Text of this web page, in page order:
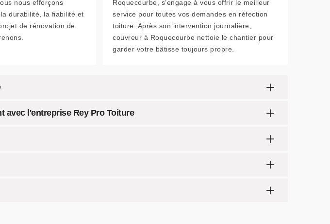
nous efforçons
durabilité, la fiabilité et
de rénovation de
Roquecourbe, s’engage à vous offrir le meilleur
service pour toutes vos demandes en réfection
toiture. Après son intervention journalière,
couvreur à Roquecourbe nettoie le chantier pour
garder votre bâtisse toujours propre.
avec l'entreprise Rey Pro Toiture